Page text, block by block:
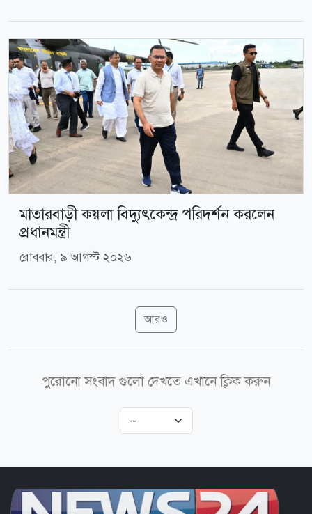
মাতারবাড়ী কয়লা বিদ্যুৎকেন্দ্র পরিদর্শন করলেন
প্রধানমন্ত্রী
রোববার, ৯ আগস্ট ২০২৬
আরও
পুরোনো সংবাদ গুলো দেখতে এখানে ক্লিক করুন